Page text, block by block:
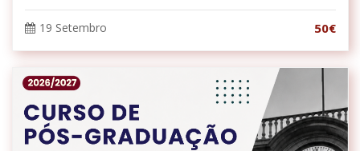
19 Setembro 50€